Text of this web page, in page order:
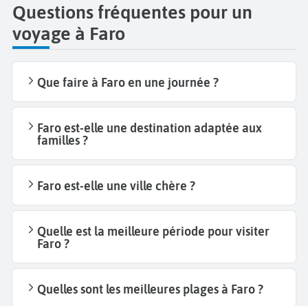
Questions fréquentes pour un
voyage à Faro
Que faire à Faro en une journée ?
Faro est-elle une destination adaptée aux
familles ?
Faro est-elle une ville chère ?
Quelle est la meilleure période pour visiter
Faro ?
Quelles sont les meilleures plages à Faro ?